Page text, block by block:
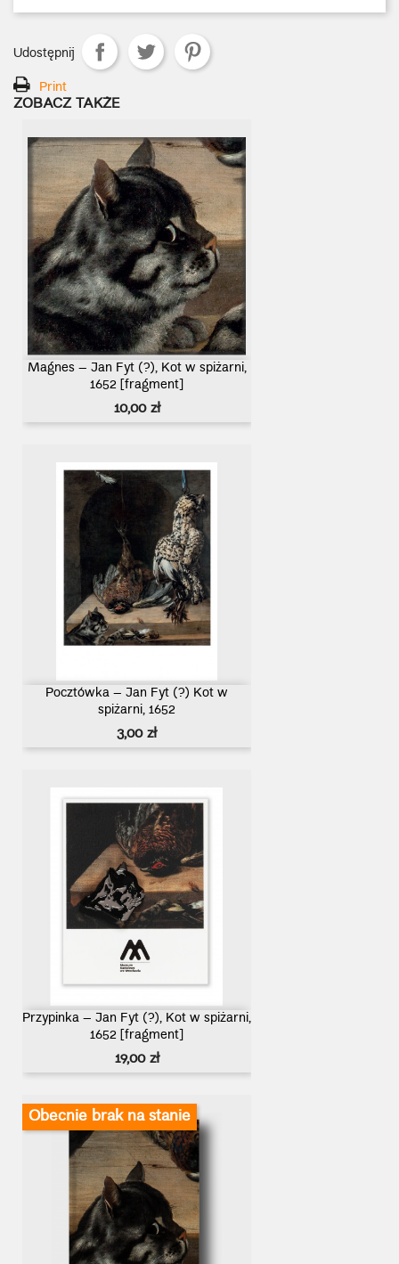
Udostępnij
Print
ZOBACZ TAKŻE
Magnes – Jan Fyt (?), Kot w spiżarni,
1652 [fragment]
Cena
10,00 zł
Pocztówka – Jan Fyt (?) Kot w
spiżarni, 1652
Cena
3,00 zł
Przypinka – Jan Fyt (?), Kot w spiżarni,
1652 [fragment]
Cena
19,00 zł
Obecnie brak na stanie